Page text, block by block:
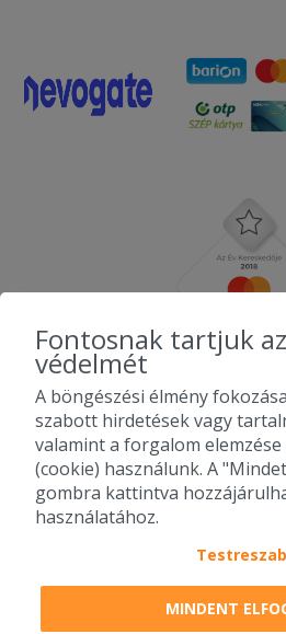
2010-2026 Copyright -
Pizza, gyros, hamburger, menük
Fontosnak tartjuk
védelmét
A böngészési élmény
szabott hirdetések vagy
valamint a forgalom
(cookie) használunk. A
gombra kattintva
használatához.
MINDENT